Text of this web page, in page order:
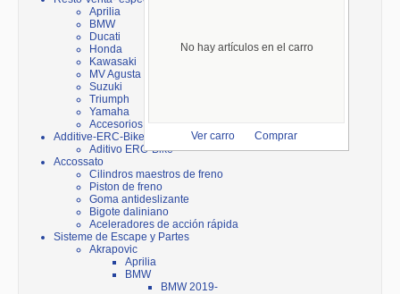
No hay artículos en el carro
Ver carro Comprar
Aprilia
BMW
Ducati
Honda
Kawasaki
MV Agusta
Suzuki
Triumph
Yamaha
Accesorios
Additive-ERC-Bike
Aditivo ERC-Bike
Accossato
Cilindros maestros de freno
Piston de freno
Goma antideslizante
Bigote daliniano
Aceleradores de acción rápida
Sisteme de Escape y Partes
Akrapovic
Aprilia
BMW
BMW 2019-